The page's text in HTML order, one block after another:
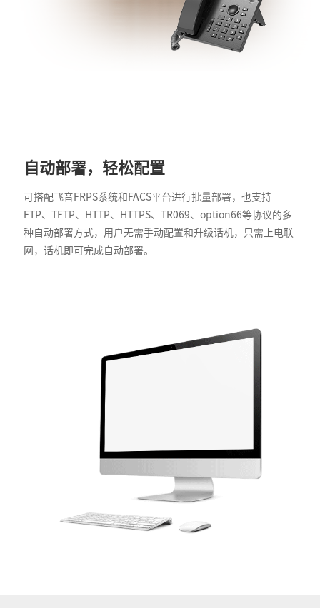
自动部署，轻松配置
可搭配飞音FRPS系统和FACS平台进行批量部署，也支持
FTP、TFTP、HTTP、HTTPS、TR069、option66等协议的多
种自动部署方式，用户无需手动配置和升级话机，只需上电联
网，话机即可完成自动部署。